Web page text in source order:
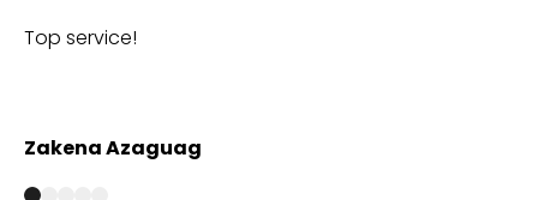
Top service!
Zakena Azaguag